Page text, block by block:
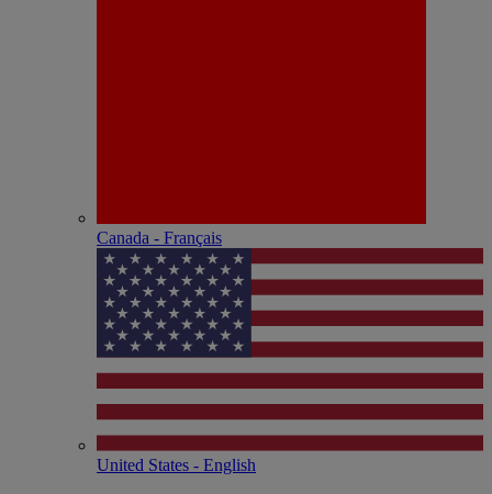
Canada - Français
United States - English